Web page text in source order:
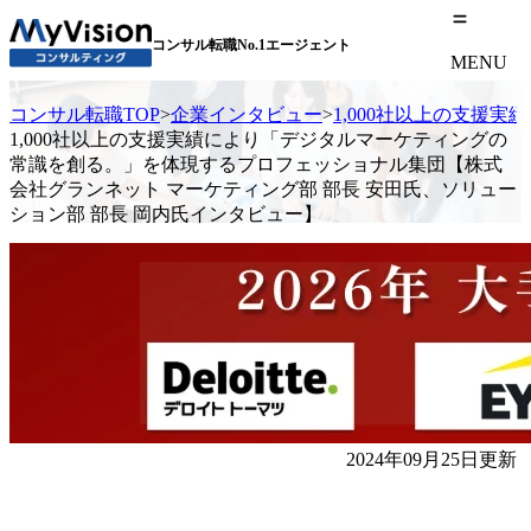
コンサル転職No.1エージェント
MENU
コンサル転職TOP>企業インタビュー>1,000社以上の支援実
1,000社以上の支援実績により「デジタルマーケティングの
常識を創る。」を体現するプロフェッショナル集団【株式
会社グランネット マーケティング部 部長 安田氏、ソリュー
ション部 部長 岡内氏インタビュー】
2024年09月25日更新